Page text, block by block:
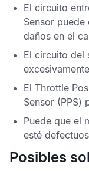
El circuito
Sensor puede
daños en el
El circuito del
El Throttle
Sensor (PPS)
Puede que el
esté
Posibles